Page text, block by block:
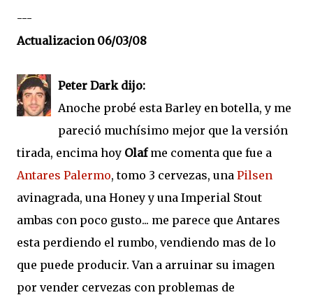
---
Actualizacion 06/03/08
Peter Dark dijo:
Anoche probé esta Barley en botella, y me
pareció muchísimo mejor que la versión
tirada, encima hoy Olafme comenta que fue a
Antares Palermo, tomo 3 cervezas, una Pilsen
avinagrada, una Honey y una Imperial Stout
ambas con poco gusto... me parece que Antares
esta perdiendo el rumbo, vendiendo mas de lo
que puede producir. Van a arruinar su imagen
por vender cervezas con problemas de